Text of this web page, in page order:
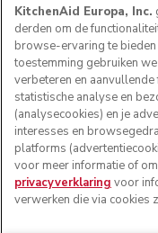
KitchenAid Europa, Inc.
derden om de
browse-ervaring te
toestemming gebruiken
verbeteren en
statistische analyse en
(analysecookies) en je
interesses en
platforms
voor meer informatie of
privacyverklaring voor
verwerken die via cookies